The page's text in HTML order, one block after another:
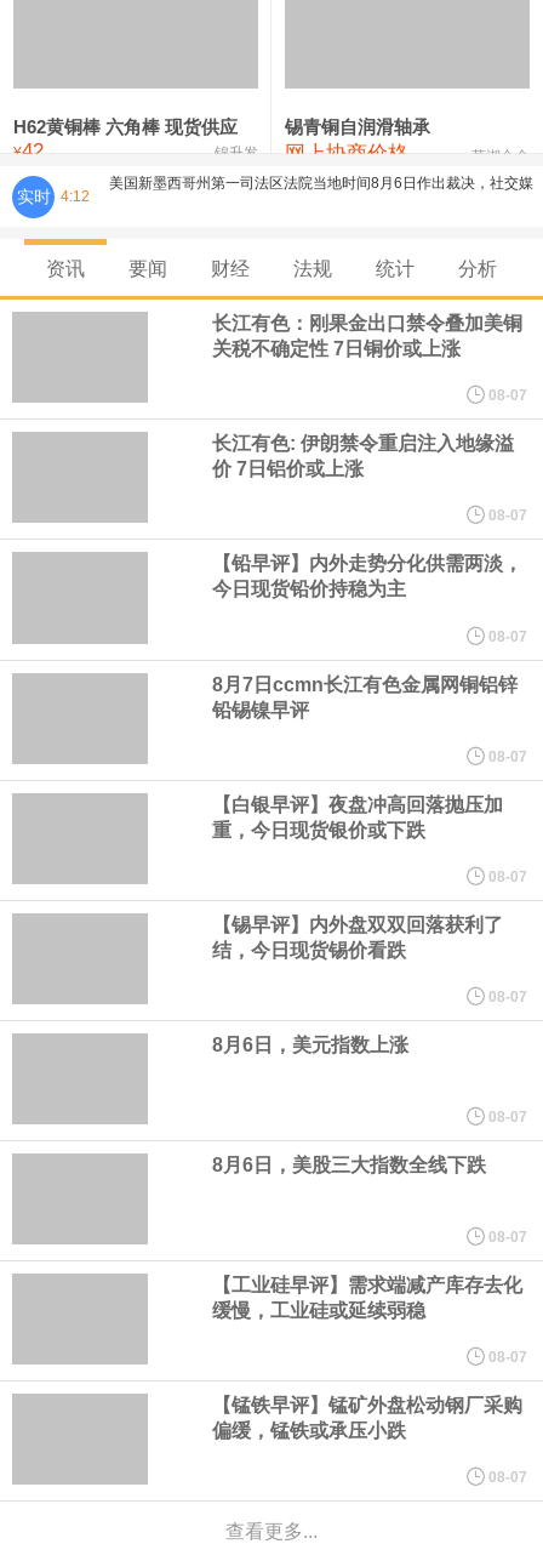
氯化镍 38,300—40,300 39,300 0
H62黄铜棒 六角棒 现货供应
¥42 锦升发
锡青铜自润滑轴承
网上协商价格 芜湖合金
实时 4:12
美国新墨西哥州第一司法区法院当地时间8月6日作出裁决，社交媒
国“元”公司应向该州一项基金支付5.67 亿美元，用于应对青少年因
使用其产品而面临的心理健康问题。 这一裁决源于今年早些时候的
一场审判。在那次审判中，新墨西哥州陪审团认定“元”公司需就涉嫌
导致青少年心理健康问题及利用其产品进行性剥削的行为，承担
3.75亿美元的罚款。这5.67亿美元是在3.75亿美元罚款基础上追加
的补救金，二者叠加达9.42亿美元。
白宫已邀请美国关键矿产行业的顶级高管周五与总统唐纳德·特朗普
会面。据知情人士透露，此次活动旨在展示为促进关键矿产开发和
加工所做的努力，并计划公布一些交易和谅解备忘录。
当地时间8月6日，德国能源企业RWE旗下美国海上风电业务已与美
国内政部达成和解协议，美国政府支付12.2亿美元和解资金，RWE
将放弃位于纽约湾、加州近海和路易斯安那州近海的海上风电租赁
权益。
AirFirst正式签署实质性长期战略合作协议。双方将建立常态化技术
决方案开展联合迭代与场景优化，针对韩国先进半导体制程标准持
续打磨定制化供气体系，推动技术方案在海外高端产线完成验证与
规模化交付。
央行今日开展10亿元7天逆回购操作，投标量10亿元，中标量10亿
元，操作利率为1.40%，与此前持平。
资讯 要闻 财经 法规 统计 分析
长江有色：刚果金出口禁令叠加美铜
关税不确定性 7日铜价或上涨
08-07
长江有色: 伊朗禁令重启注入地缘溢
价 7日铝价或上涨
08-07
【铅早评】内外走势分化供需两淡，
今日现货铅价持稳为主
08-07
8月7日ccmn长江有色金属网铜铝锌
铅锡镍早评
08-07
【白银早评】夜盘冲高回落抛压加
重，今日现货银价或下跌
08-07
【锡早评】内外盘双双回落获利了
结，今日现货锡价看跌
08-07
8月6日，美元指数上涨
08-07
8月6日，美股三大指数全线下跌
08-07
【工业硅早评】需求端减产库存去化
缓慢，工业硅或延续弱稳
08-07
【锰铁早评】锰矿外盘松动钢厂采购
偏缓，锰铁或承压小跌
08-07
查看更多...